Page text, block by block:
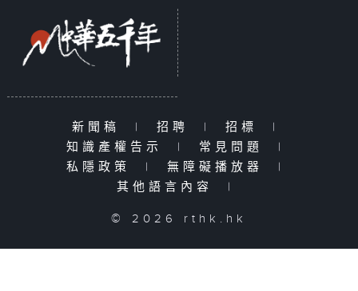
新聞稿 | 招聘 | 招標
|
知識產權告示
| 常見問題
|
私隱政策
| 無障礙播放器
|
其他語言內容
|
© 2026 rthk.hk